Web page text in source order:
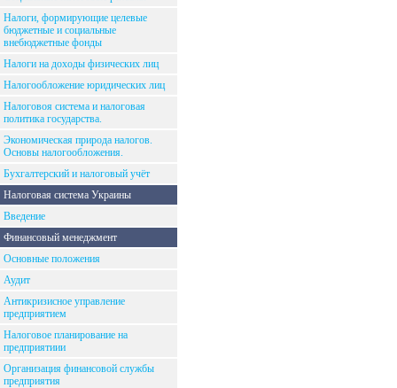
Налоги, формирующие целевые
бюджетные и социальные
внебюджетные фонды
Налоги на доходы физических лиц
Налогообложение юридических лиц
Налоговоя система и налоговая
политика государства.
Экономическая природа налогов.
Основы налогообложения.
Бухгалтерский и налоговый учёт
Налоговая система Украины
Введение
Финансовый менеджмент
Основные положения
Аудит
Антикризисное управление
предприятием
Налоговое планирование на
предприятиии
Организация финансовой службы
предприятия